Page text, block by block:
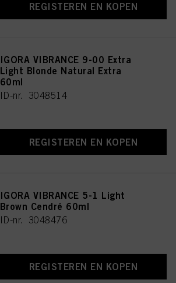
REGISTEREN EN KOPEN
IGORA VIBRANCE 9-00 Extra
Light Blonde Natural Extra
60ml
ID-nr. 3048514
REGISTEREN EN KOPEN
IGORA VIBRANCE 5-1 Light
Brown Cendré 60ml
ID-nr. 3048476
REGISTEREN EN KOPEN